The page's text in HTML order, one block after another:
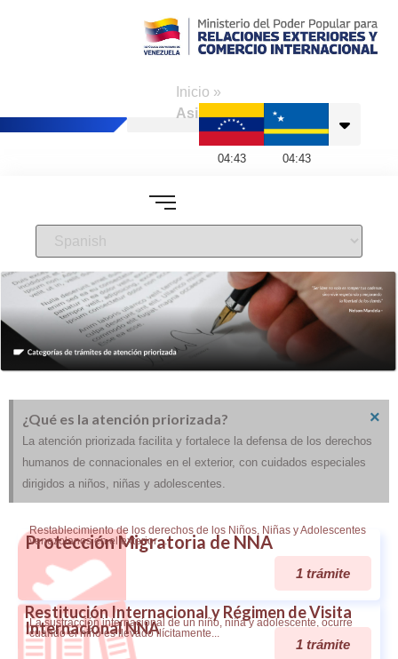
Inicio »
Asistencias
04:43 04:43
¿Qué es la atención priorizada?
La atención priorizada facilita y fortalece la defensa de los derechos
humanos de connacionales en el exterior, con cuidados especiales
dirigidos a niños, niñas y adolescentes.
×
Protección Migratoria de NNA
Restablecimiento de los derechos de los Niños, Niñas y Adolescentes
venezolanos en el exterior…
1 trámite
Restitución Internacional y Régimen de Visita
Internacional NNA
La sustracción internacional de un niño, niña y adolescente, ocurre
cuando el niño es llevado ilícitamente...
1 trámite